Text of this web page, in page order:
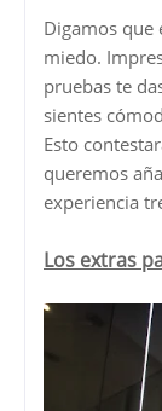
Digamos que
miedo.
pruebas te
sientes
Esto
queremos
experiencia
Los extras